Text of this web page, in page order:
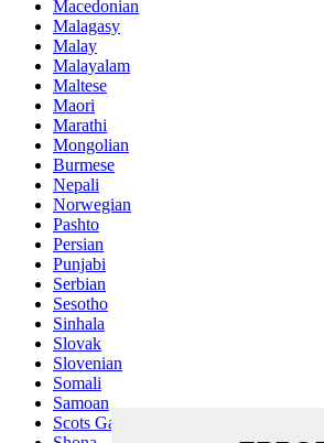
Macedonian
Malagasy
Malay
Malayalam
Maltese
Maori
Marathi
Mongolian
Burmese
Nepali
Norwegian
Pashto
Persian
Punjabi
Serbian
Sesotho
Sinhala
Slovak
Slovenian
Somali
Samoan
Scots Gaelic